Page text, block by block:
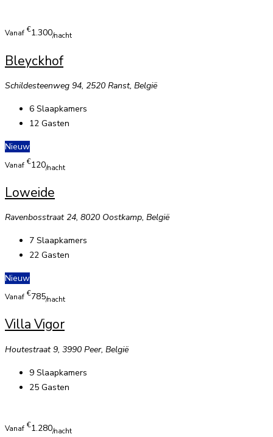
Vanaf €1.300/nacht
Bleyckhof
Schildesteenweg 94, 2520 Ranst, België
6 Slaapkamers
12 Gasten
Nieuw
Vanaf €120/nacht
Loweide
Ravenbosstraat 24, 8020 Oostkamp, België
7 Slaapkamers
22 Gasten
Nieuw
Vanaf €785/nacht
Villa Vigor
Houtestraat 9, 3990 Peer, België
9 Slaapkamers
25 Gasten
Vanaf €1.280/nacht